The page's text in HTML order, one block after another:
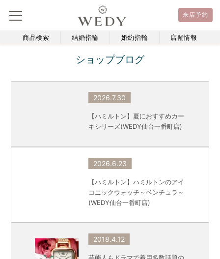
来店予約
商品検索 結婚指輪 婚約指輪 店舗情報
ショップブログ
2026.7.30
【ハミルトン】夏におすすめカー
キシリーズ(WEDY仙台一番町店)
2026.6.23
【ハミルトン】ハミルトンのアイ
コニックウォッチ～ベンチュラ～
(WEDY仙台一番町店)
2018.4.12